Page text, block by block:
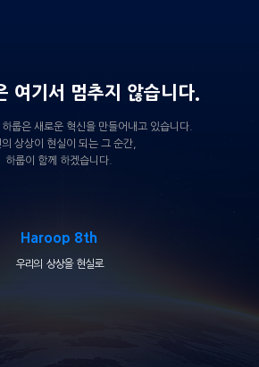
여기서 멈추지 않습니다.
룹은 새로운 혁신을 만들어내고 있습니다.
의 상상이 현실이 되는 그 순간,
하룹이 함께 하겠습니다.
Haroop 8th
우리의 상상을 현실로